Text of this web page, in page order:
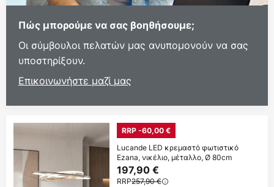
Πώς μπορούμε να σας βοηθήσουμε;
Οι σύμβουλοι πελατών μας ανυπομονούν να σας
υποστηρίξουν.
Επικοινωνήστε μαζί μας
RRP -60,00 €
Lucande LED κρεμαστό φωτιστικό
Ezana, νικέλιο, μέταλλο, Ø 80cm
197,90 €
RRP257,90 €